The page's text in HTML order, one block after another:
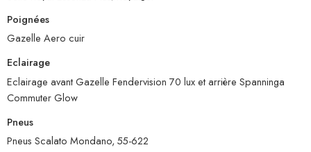
Poignées
Gazelle Aero cuir
Eclairage
Eclairage avant Gazelle Fendervision 70 lux et arrière Spanninga
Commuter Glow
Pneus
Pneus Scalato Mondano, 55-622